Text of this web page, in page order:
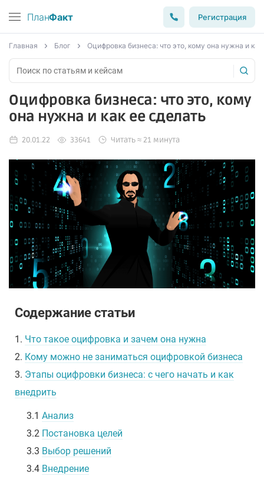
ПланФакт Регистрация
Главная Блог Оцифровка бизнеса: что это, кому она нужна и как
Оцифровка бизнеса: что это, кому
она нужна и как ее сделать
20.01.22 33641 Читать ≈ 21 минута
Содержание статьи
1. Что такое оцифровка и зачем она нужна
2. Кому можно не заниматься оцифровкой бизнеса
3. Этапы оцифровки бизнеса: с чего начать и как
внедрить
3.1 Анализ
3.2 Постановка целей
3.3 Выбор решений
3.4 Внедрение